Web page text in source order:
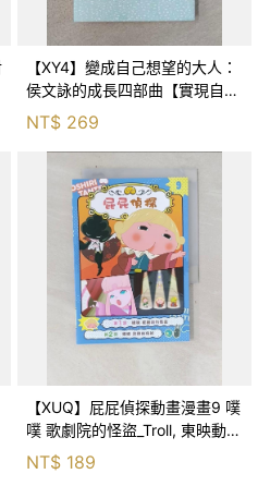
【XY4】變成自己想望的大人：
侯文詠的成長四部曲【實現自
己】_侯文詠
NT$ 269
【XUQ】屁屁偵探動畫漫畫9 噗
噗 歌劇院的怪盜_Troll, 東映動畫
株式會社, 張東君
NT$ 189